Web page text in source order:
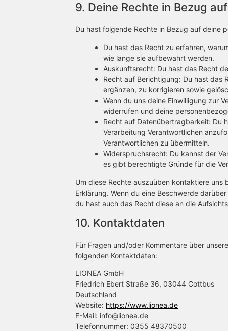
9. Deine Rechte in Bezug
Du hast folgende Rechte in Bezug auf deine
Du hast das Recht zu erfahren,
wie lange sie aufbewahrt werden.
Auskunftsrecht: Du hast das Recht
Recht auf Berichtigung: Du hast das
ergänzen, zu korrigieren sowie
Wenn du uns deine Einwilligung zur
widerrufen und deine
Recht auf Datenübertragbarkeit: Du
Verarbeitung Verantwortlichen
Verantwortlichen zu übermitteln.
Widerspruchsrecht: Du kannst der
es gibt berechtigte Gründe für die
Um diese Rechte auszuüben kontaktiere
Erklärung. Wenn du eine Beschwerde
du hast auch das Recht diese an die
10. Kontaktdaten
Für Fragen und/oder Kommentare über
folgenden Kontaktdaten:
LIONEA GmbH
Friedrich Ebert Straße 36, 03044 Cottbus
Deutschland
Website: https://www.lionea.de
E-Mail: info@lionea.de
Telefonnummer: 0355 48370500